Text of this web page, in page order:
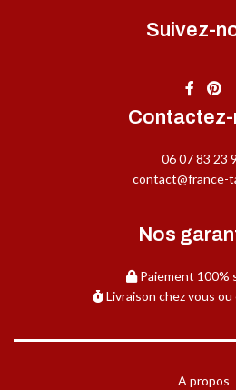
Suivez-
06 07 83 23
contact@france-
Nos
Paiement 100%
Livraison chez vous ou
A propos